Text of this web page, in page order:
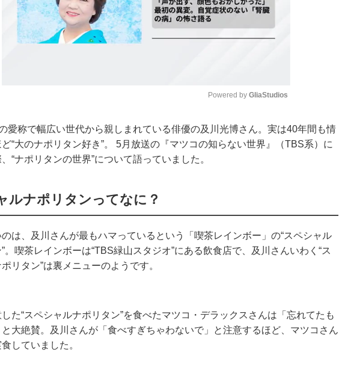
Mute
Powered by GliaStudios
愛称で幅広い世代から親しまれている俳優の及川光博さん。実は40年間も情
“大のナポリタン好き”。 5月放送の『マツコの知らない世界』（TBS系）に
“ナポリタンの世界”について語っていました。
ルナポリタンってなに？
は、及川さんが最もハマっているという「喫茶レインボー」の“スペシャル
。喫茶レインボーは“TBS緑山スタジオ”にある飲食店で、及川さんいわく“ス
リタン”は裏メニューのようです。
た“スペシャルナポリタン”を食べたマツコ・デラックスさんは「忘れてたも
大絶賛。及川さんが「食べすぎちゃわないで」と注意するほど、マツコさん
していました。